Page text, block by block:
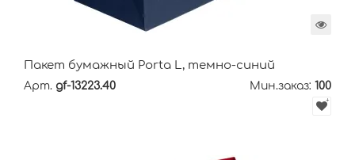
Пакет бумажный Porta L, темно-синий
Арт. gf-13223.40 Мин.заказ: 100